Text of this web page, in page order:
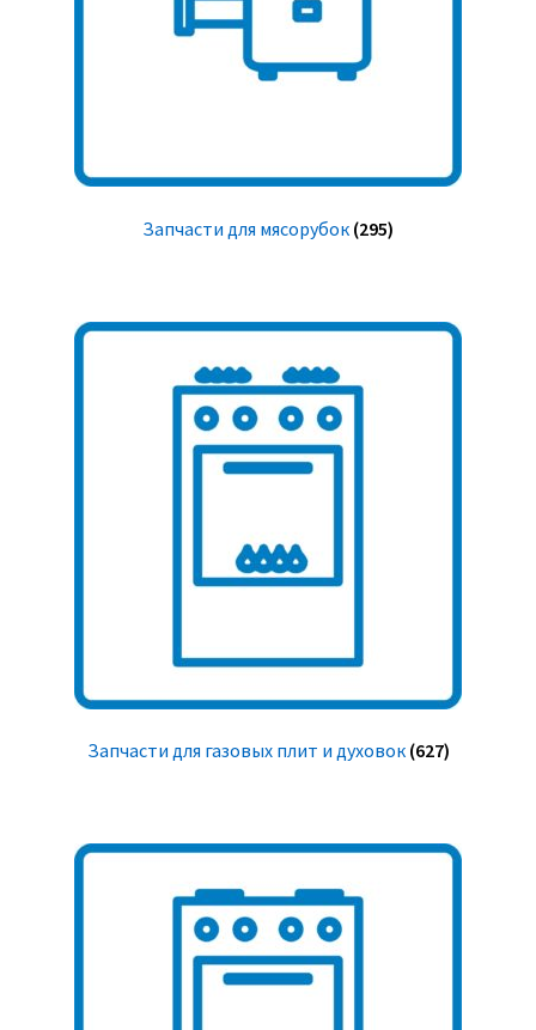
Запчасти для мясорубок (295)
Запчасти для газовых плит и духовок (627)